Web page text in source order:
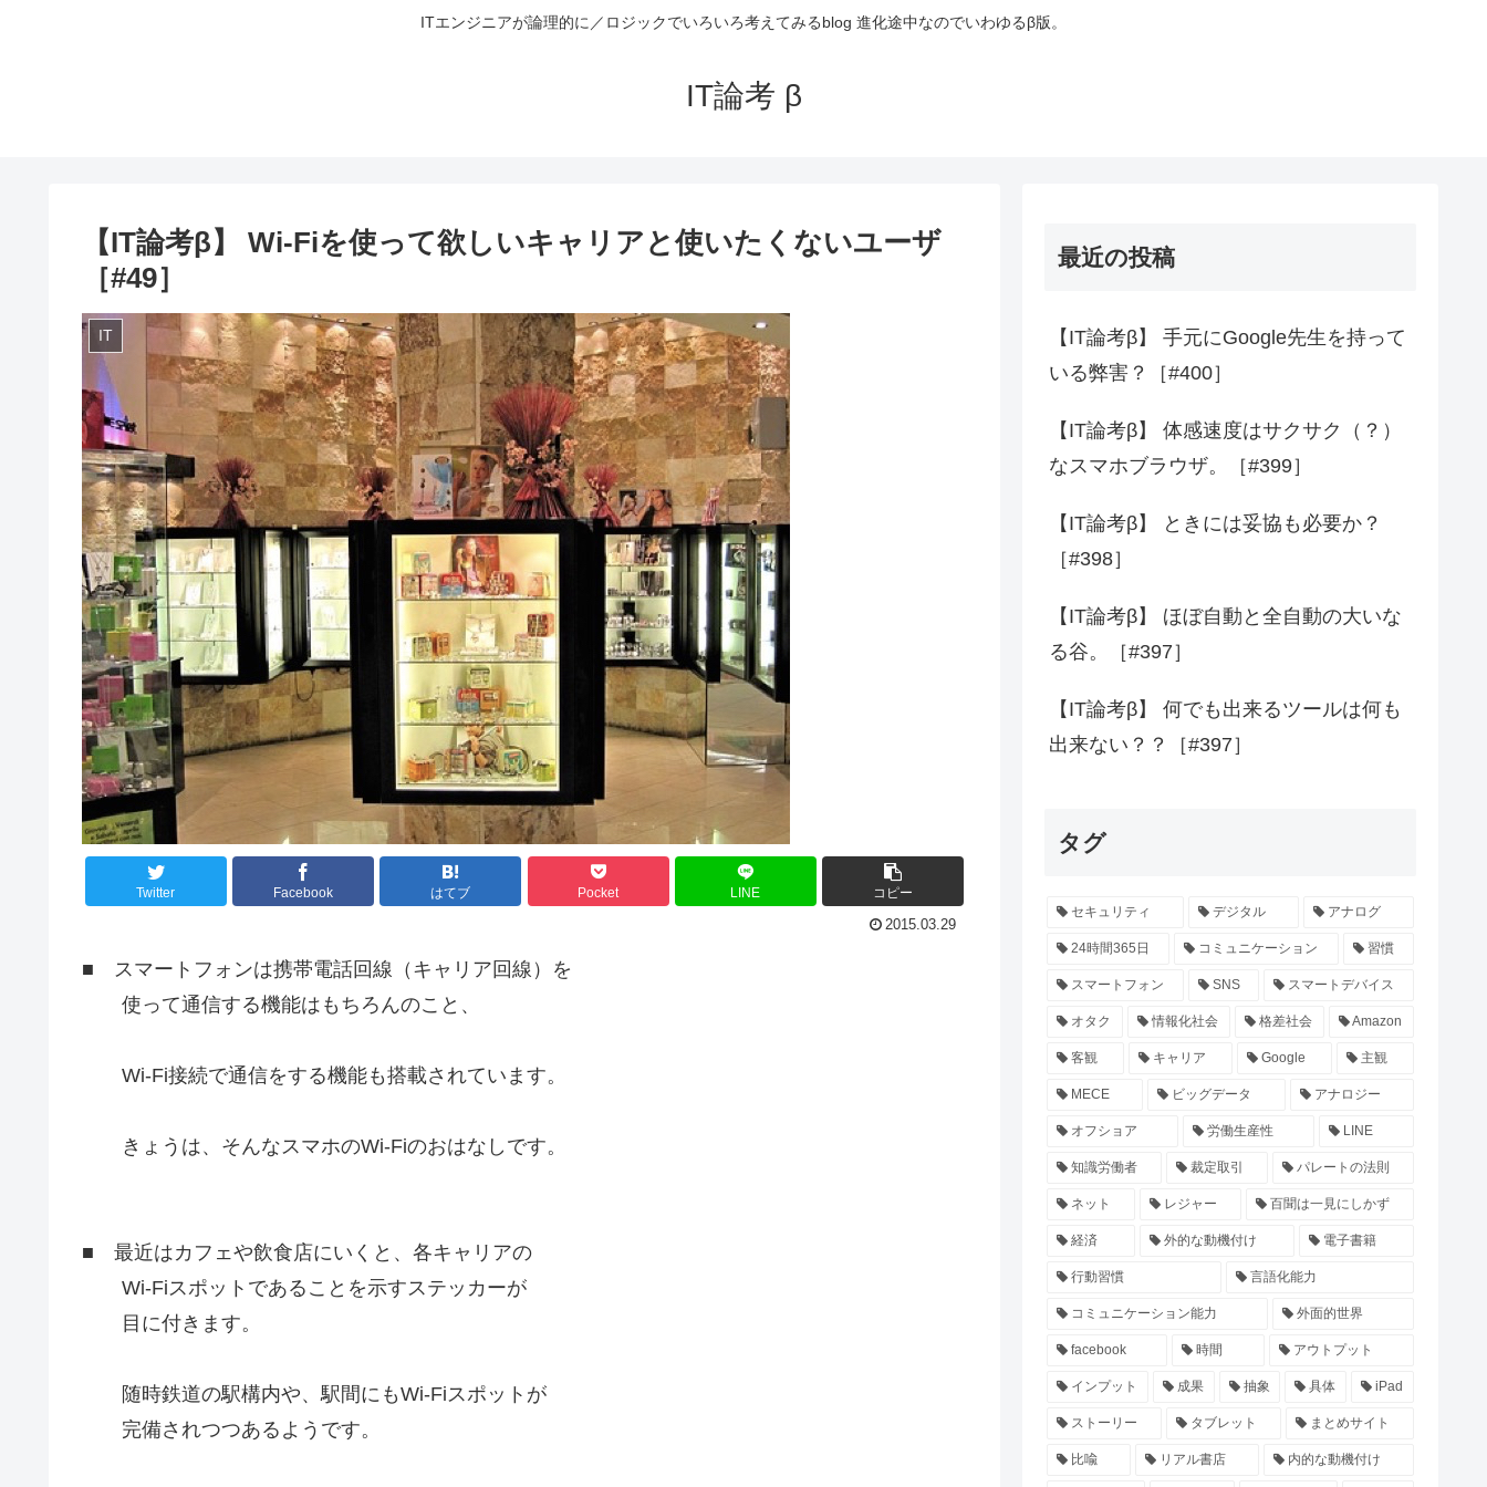
ITエンジニアが論理的に／ロジックでいろいろ考えてみるblog 進化途中なのでいわゆるβ版。
IT論考 β
【IT論考β】 Wi-Fiを使って欲しいキャリアと使いたくないユーザ
［#49］
IT
Twitter Facebook はてブ Pocket LINE コピー
2015.03.29
■ スマートフォンは携帯電話回線（キャリア回線）を
使って通信する機能はもちろんのこと、
Wi-Fi接続で通信をする機能も搭載されています。
きょうは、そんなスマホのWi-Fiのおはなしです。
■ 最近はカフェや飲食店にいくと、各キャリアの
Wi-Fiスポットであることを示すステッカーが
目に付きます。
随時鉄道の駅構内や、駅間にもWi-Fiスポットが
完備されつつあるようです。
最近の投稿
【IT論考β】 手元にGoogle先生を持って
いる弊害？［#400］
【IT論考β】 体感速度はサクサク（？）
なスマホブラウザ。［#399］
【IT論考β】 ときには妥協も必要か？
［#398］
【IT論考β】 ほぼ自動と全自動の大いな
る谷。［#397］
【IT論考β】 何でも出来るツールは何も
出来ない？？［#397］
タグ
セキュリティ デジタル アナログ
24時間365日 コミュニケーション 習慣
スマートフォン SNS スマートデバイス
オタク 情報化社会 格差社会 Amazon
客観 キャリア Google 主観
MECE ビッグデータ アナロジー
オフショア 労働生産性 LINE
知識労働者 裁定取引 パレートの法則
ネット レジャー 百聞は一見にしかず
経済 外的な動機付け 電子書籍
行動習慣 言語化能力
コミュニケーション能力 外面的世界
facebook 時間 アウトプット
インプット 成果 抽象 具体 iPad
ストーリー タブレット まとめサイト
比喩 リアル書店 内的な動機付け